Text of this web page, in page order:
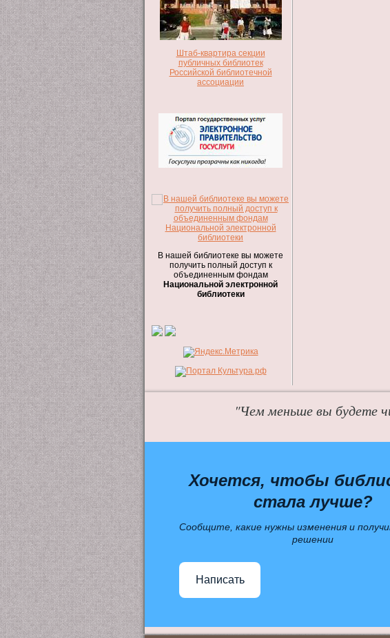
Штаб-квартира секции
публичных библиотек
Российской библиотечной
ассоциации
В нашей библиотеке вы можете
получить полный доступ к
объединенным фондам
Национальной электронной
библиотеки
"Чем меньше вы будете
Хочется, чтобы
стала лучше?
Сообщите, какие нужны изменения и
решении
Написать